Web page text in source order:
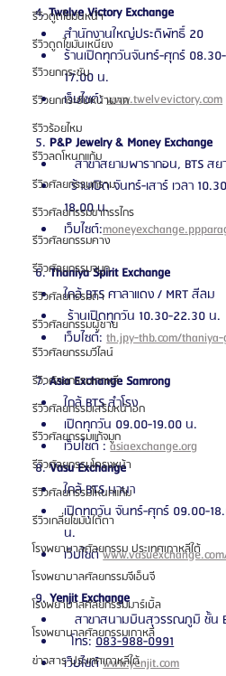
รีวิวดูดไขมันหน้า
รีวิวดูดไขมันเหนียง
รีวิวยกกระชับ
รีวิวยกกระชับหน้าผาก
รีวิวร้อยไหม
รีวิวลดโหนกแก้ม
รีวิวศัลยกรรมกราม
รีวิวศัลยกรรมขากรรไกร
รีวิวศัลยกรรมคาง
รีวิวศัลยกรรมจมูก
รีวิวศัลยกรรมตา
รีวิวศัลยกรรมผู้ชาย
รีวิวศัลยกรรมวีไลน์
รีวิวศัลยกรรมเกาหลี
รีวิวศัลยกรรมเสริมหน้าอก
รีวิวศัลยกรรมแก้จมูก
รีวิวศัลยกรรมโครงหน้า
รีวิวศัลยกรรมโหนกแก้ม
รีวิวเกลี่ยไขมันใต้ตา
โรงพยาบาลศัลยกรรม ประเทศเกาหลีใต้
โรงพยาบาลศัลยกรรมจีเอ็นจี
โรงพยาบาลศัลยกรรมมาร์เบิ้ล
โรงพยาบาลศัลยกรรมเกาหลี
ข่าวสาร ประเทศเกาหลีใต้
4. Twelve Victory Exchange
สำนักงานใหญ่ประดิพัทธิ์ 20
ร้านเปิดทุกวันจันทร์-ศุกร์
17.00 น.
เว็บไซต์: www.twelvevictory.com
5. P&P Jewelry & Money Exchange
สาขาสยามพารากอน, BTS ส
  ร้านเปิด จันทร์-เสาร์ เวลา 10.30-18.30 น. / อาทิตย์ 11.00-
18.00 น.
เว็บไซต์:
6. Thaniya Spirit Exchange
ใกล้ BTS ศาลาแดง / MRT สีลม
ร้านเปิดทุกวัน 10.30-22.30 น.
เว็บไซต์: th.jpy-thb.com/
7. Asia Exchange Samrong
ใกล้ BTS สำโรง
เปิดทุกวัน 09.00-19.00 น.
เว็บไซต์ : asiaexchange.org
8. Vasu Exchange
ใกล้ BTS นานา
เปิดทุกวัน จันทร์-ศุกร์ 09.00-
น.
เว็บไซต์
9. Yenjit Exchange
สาขาสนามบินสุวรรณภูมิ ชั้น
  โทร:
083-988-0991
เว็บไซต์ www.yenjit.com